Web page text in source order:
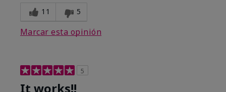
11 5
Marcar esta opinión
5
It works!!